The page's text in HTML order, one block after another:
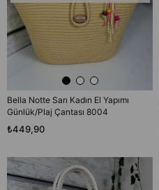
Bella Notte Sarı Kadın El Yapımı
Günlük/Plaj Çantası 8004
₺449,90